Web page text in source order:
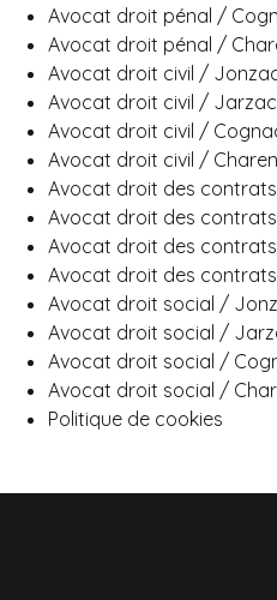
Avocat droit pénal /
Avocat droit pénal /
Avocat droit civil /
Avocat droit civil / Jarzac
Avocat droit civil /
Avocat droit civil /
Avocat droit des
Avocat droit des
Avocat droit des
Avocat droit des
Avocat droit social /
Avocat droit social /
Avocat droit social /
Avocat droit social /
Politique de cookies